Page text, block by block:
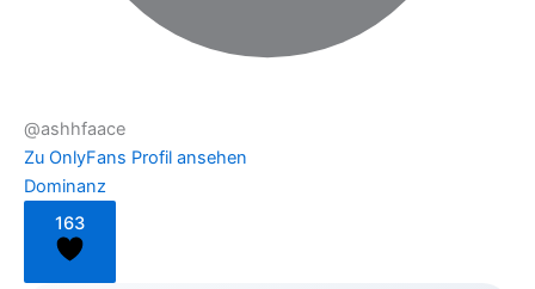
@ashhfaace
Zu OnlyFans Profil ansehen
Dominanz
163